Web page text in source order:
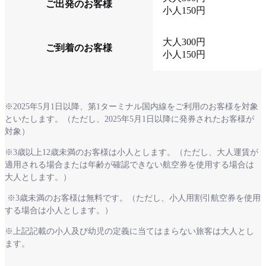
ご出発のお客様
小人150円
ご到着のお客様
大人300円
小人150円
※2025年5月1日以降、第1ターミナル国内線をご利用のお客様を対象
といたします。（ただし、2025年5月1日以降に発券されたお客様が
対象）
※3歳以上12歳未満のお客様は小人とします。（ただし、大人運賃が
適用される場合または年齢が確認できない航空券を使用する場合は
大人とします。）
※3歳未満のお客様は無料です。（ただし、小人用割引航空券を使用
する場合は小人とします。）
※上記記載の小人及び幼児の定義に当てはまらない旅客は大人とし
ます。